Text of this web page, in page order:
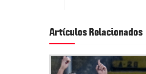
e
g
Artículos Relacionados